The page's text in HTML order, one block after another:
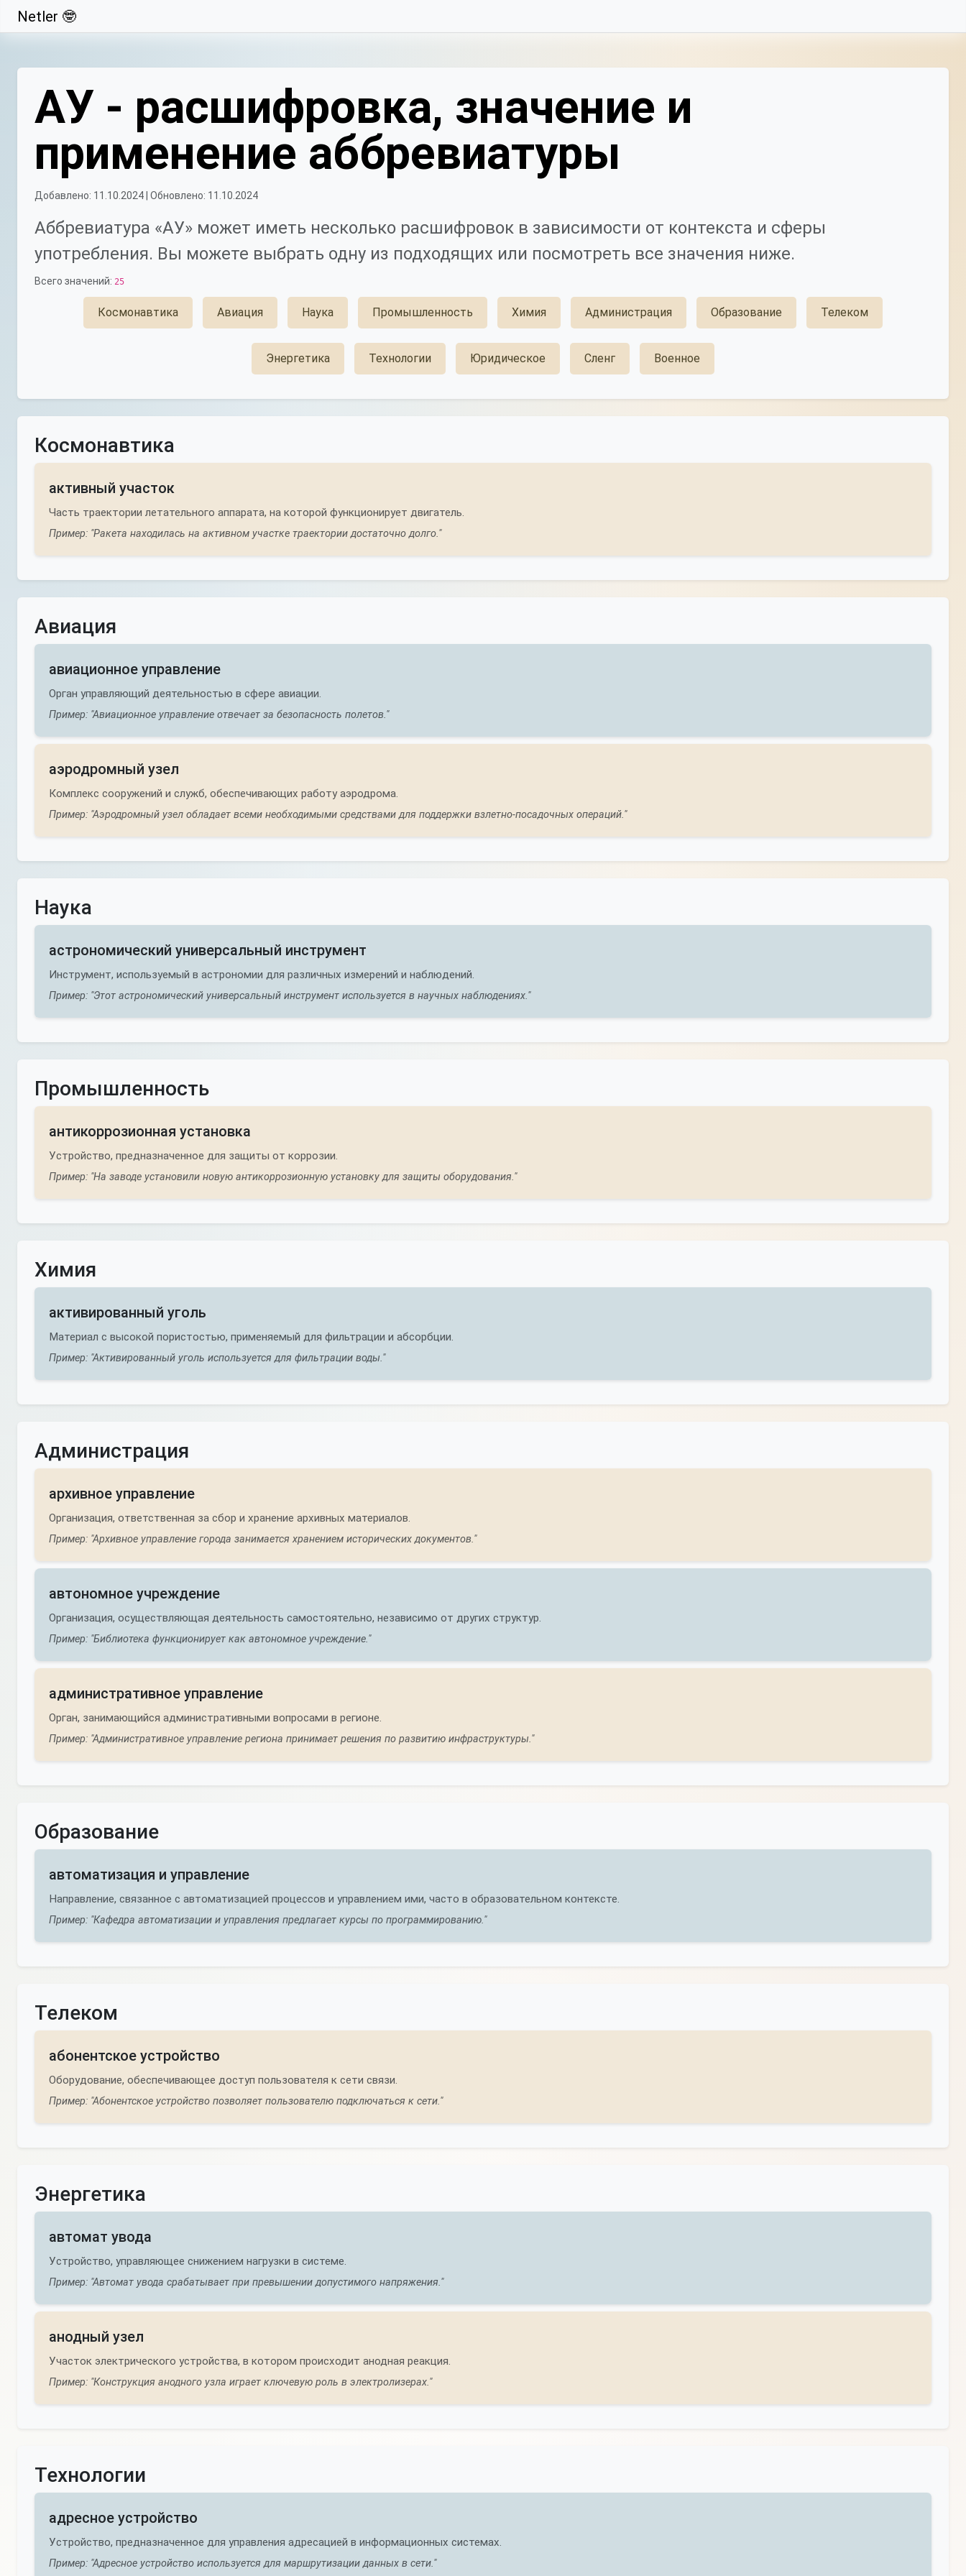
Свернуть
Netler 🤓
АУ - расшифровка, значение и
применение аббревиатуры
Добавлено: 11.10.2024 | Обновлено: 11.10.2024
Аббревиатура «АУ» может иметь несколько расшифровок в зависимости от контекста и сферы
употребления. Вы можете выбрать одну из подходящих или посмотреть все значения ниже.
Всего значений: 25
Космонавтика Авиация Наука Промышленность Химия Администрация Образование Телеком
Энергетика Технологии Юридическое Сленг Военное
Космонавтика
активный участок
Часть траектории летательного аппарата, на которой функционирует двигатель.
Пример: "Ракета находилась на активном участке траектории достаточно долго."
Авиация
авиационное управление
Орган управляющий деятельностью в сфере авиации.
Пример: "Авиационное управление отвечает за безопасность полетов."
аэродромный узел
Комплекс сооружений и служб, обеспечивающих работу аэродрома.
Пример: "Аэродромный узел обладает всеми необходимыми средствами для поддержки взлетно-посадочных операций."
Наука
астрономический универсальный инструмент
Инструмент, используемый в астрономии для различных измерений и наблюдений.
Пример: "Этот астрономический универсальный инструмент используется в научных наблюдениях."
Промышленность
антикоррозионная установка
Устройство, предназначенное для защиты от коррозии.
Пример: "На заводе установили новую антикоррозионную установку для защиты оборудования."
Химия
активированный уголь
Материал с высокой пористостью, применяемый для фильтрации и абсорбции.
Пример: "Активированный уголь используется для фильтрации воды."
Администрация
архивное управление
Организация, ответственная за сбор и хранение архивных материалов.
Пример: "Архивное управление города занимается хранением исторических документов."
автономное учреждение
Организация, осуществляющая деятельность самостоятельно, независимо от других структур.
Пример: "Библиотека функционирует как автономное учреждение."
административное управление
Орган, занимающийся административными вопросами в регионе.
Пример: "Административное управление региона принимает решения по развитию инфраструктуры."
Образование
автоматизация и управление
Направление, связанное с автоматизацией процессов и управлением ими, часто в образовательном контексте.
Пример: "Кафедра автоматизации и управления предлагает курсы по программированию."
Телеком
абонентское устройство
Оборудование, обеспечивающее доступ пользователя к сети связи.
Пример: "Абонентское устройство позволяет пользователю подключаться к сети."
Энергетика
автомат увода
Устройство, управляющее снижением нагрузки в системе.
Пример: "Автомат увода срабатывает при превышении допустимого напряжения."
анодный узел
Участок электрического устройства, в котором происходит анодная реакция.
Пример: "Конструкция анодного узла играет ключевую роль в электролизерах."
Технологии
адресное устройство
Устройство, предназначенное для управления адресацией в информационных системах.
Пример: "Адресное устройство используется для маршрутизации данных в сети."